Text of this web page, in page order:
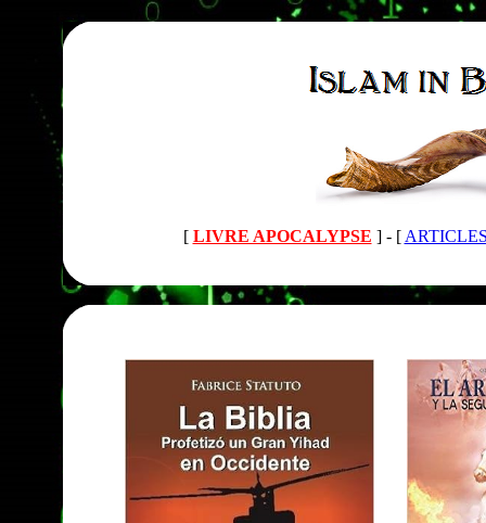
[ LIVRE APOCALYPSE ] - [